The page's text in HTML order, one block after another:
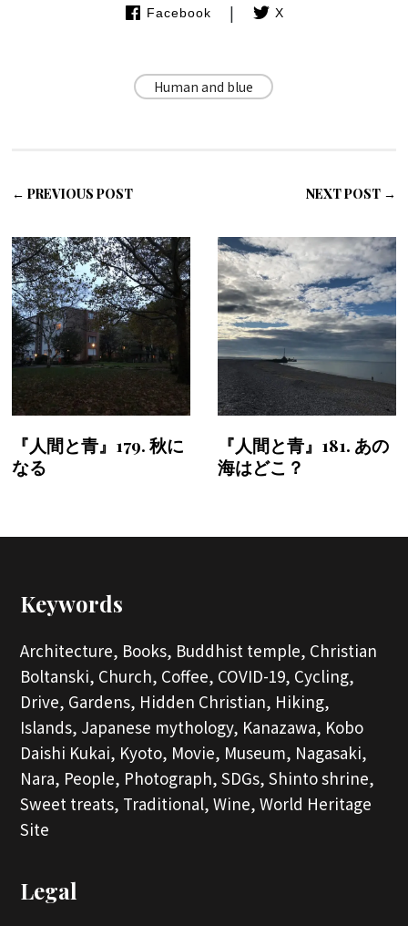
Facebook | X
Human and blue
← PREVIOUS POST
『人間と青』179. 秋に
なる
NEXT POST →
『人間と青』181. あの
海はどこ？
Keywords
Architecture, Books, Buddhist temple, Christian
Boltanski, Church, Coffee, COVID-19, Cycling,
Drive, Gardens, Hidden Christian, Hiking,
Islands, Japanese mythology, Kanazawa, Kobo
Daishi Kukai, Kyoto, Movie, Museum, Nagasaki,
Nara, People, Photograph, SDGs, Shinto shrine,
Sweet treats, Traditional, Wine, World Heritage
Site
Legal